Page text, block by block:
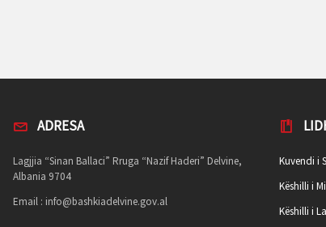
ADRESA
Lagjjia “Sinan Ballaci” Rruga “Nazif Haderi” Delvine,
Albania 9704
Email : info@bashkiadelvine.gov.al
Kuvendi i
Këshilli i
Këshilli i